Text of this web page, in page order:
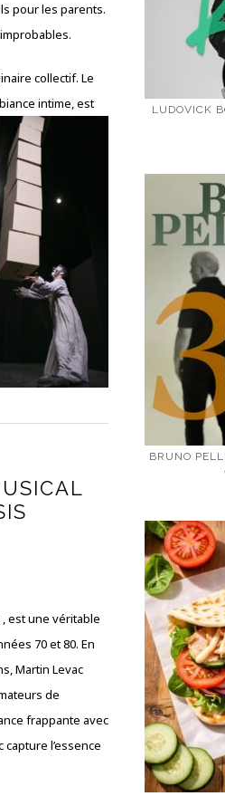
pour les parents.
collectif. Le
intime, est
, est une véritable
70 et 80. En
Martin Levac
de
frappante avec
l’essence
LUDOVICK
BRUNO